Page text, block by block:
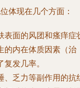
体现在几个方面：
表面的风团和瘙痒症
的内在体质因素（治
发几率。
、乏力等副作用的抗